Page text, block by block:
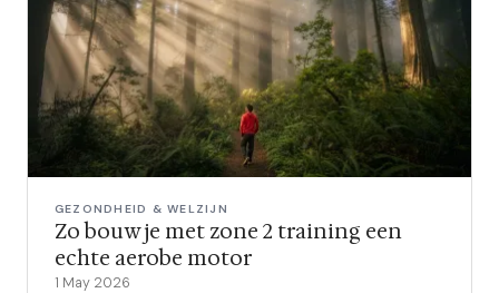
GEZONDHEID & WELZIJN
Zo bouw je met zone 2 training een
echte aerobe motor
1 May 2026